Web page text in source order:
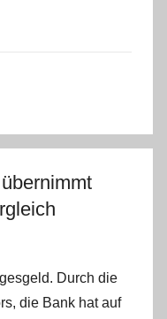
n
C
Durch die
die Bank hat auf